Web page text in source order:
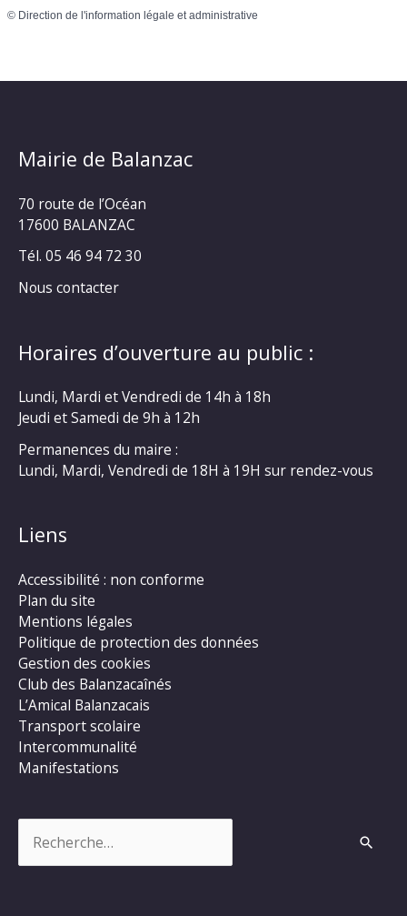
© Direction de l'information légale et administrative
Mairie de Balanzac
70 route de l’Océan
17600 BALANZAC
Tél. 05 46 94 72 30
Nous contacter
Horaires d’ouverture au public :
Lundi, Mardi et Vendredi de 14h à 18h
Jeudi et Samedi de 9h à 12h
Permanences du maire :
Lundi, Mardi, Vendredi de 18H à 19H sur rendez-vous
Liens
Accessibilité : non conforme
Plan du site
Mentions légales
Politique de protection des données
Gestion des cookies
Club des Balanzacaînés
L’Amical Balanzacais
Transport scolaire
Intercommunalité
Manifestations